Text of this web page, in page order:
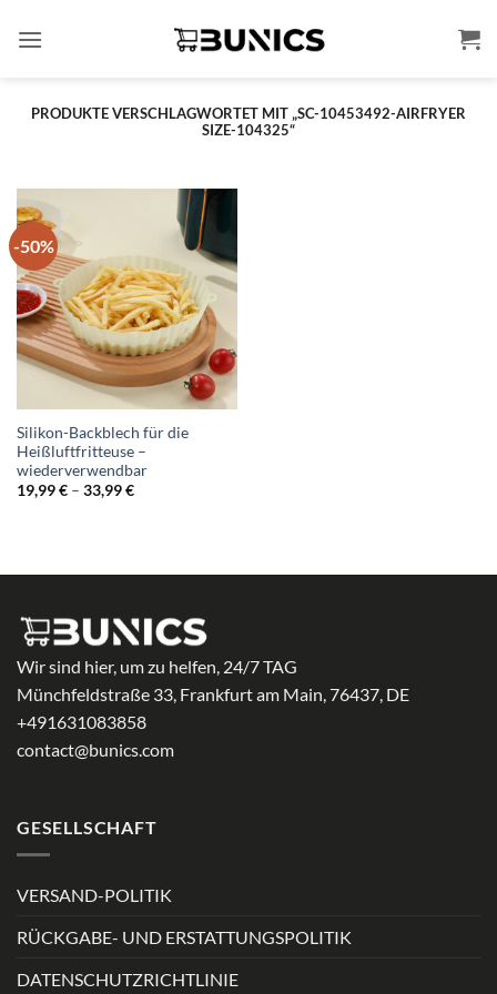
Inhalt
PRODUKTE VERSCHLAGWORTET MIT „SC-10453492-AIRFRYER
SIZE-104325“
-50%
Silikon-Backblech für die
Heißluftfritteuse –
wiederverwendbar
19,99€ – 33,99€Preisspanne:
Wir sind hier, um zu helfen, 24/7 TAG
Münchfeldstraße 33, Frankfurt am Main, 76437, DE
+491631083858
contact@bunics.com
GESELLSCHAFT
VERSAND-POLITIK
RÜCKGABE- UND ERSTATTUNGSPOLITIK
DATENSCHUTZRICHTLINIE